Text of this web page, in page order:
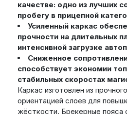
качестве: одно из лучших
пробегу в прицепной
Усиленный каркас
прочности на длительных
интенсивной загрузке
Сниженное
способствует экономии
стабильных скоростах
Каркас изготовлен из
ориентацией слоев для
жёсткости. Брекерные пояса